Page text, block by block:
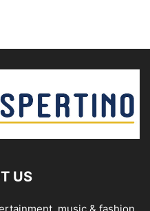
US
music & fashion